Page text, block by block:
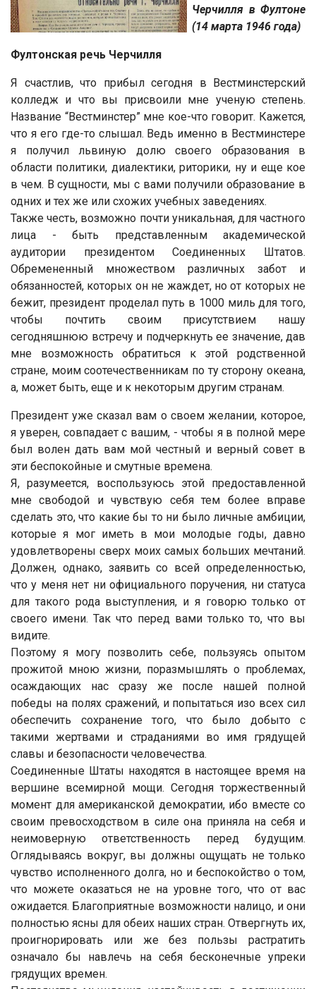
Черчилля в Фултоне
(14 марта 1946 года)
Фултонская речь Черчилля
Я счастлив, что прибыл сегодня в Вестминстерский
колледж и что вы присвоили мне ученую степень.
Название “Вестминстер” мне кое-что говорит. Кажется,
что я его где-то слышал. Ведь именно в Вестминстере
я получил львиную долю своего образования в
области политики, диалектики, риторики, ну и еще кое
в чем. В сущности, мы с вами получили образование в
одних и тех же или схожих учебных заведениях.
Также честь, возможно почти уникальная, для частного
лица - быть представленным академической
аудитории президентом Соединенных Штатов.
Обремененный множеством различных забот и
обязанностей, которых он не жаждет, но от которых не
бежит, президент проделал путь в 1000 миль для того,
чтобы почтить своим присутствием нашу
сегодняшнюю встречу и подчеркнуть ее значение, дав
мне возможность обратиться к этой родственной
стране, моим соотечественникам по ту сторону океана,
а, может быть, еще и к некоторым другим странам.
Президент уже сказал вам о своем желании, которое,
я уверен, совпадает с вашим, - чтобы я в полной мере
был волен дать вам мой честный и верный совет в
эти беспокойные и смутные времена.
Я, разумеется, воспользуюсь этой предоставленной
мне свободой и чувствую себя тем более вправе
сделать это, что какие бы то ни было личные амбиции,
которые я мог иметь в мои молодые годы, давно
удовлетворены сверх моих самых больших мечтаний.
Должен, однако, заявить со всей определенностью,
что у меня нет ни официального поручения, ни статуса
для такого рода выступления, и я говорю только от
своего имени. Так что перед вами только то, что вы
видите.
Поэтому я могу позволить себе, пользуясь опытом
прожитой мною жизни, поразмышлять о проблемах,
осаждающих нас сразу же после нашей полной
победы на полях сражений, и попытаться изо всех сил
обеспечить сохранение того, что было добыто с
такими жертвами и страданиями во имя грядущей
славы и безопасности человечества.
Соединенные Штаты находятся в настоящее время на
вершине всемирной мощи. Сегодня торжественный
момент для американской демократии, ибо вместе со
своим превосходством в силе она приняла на себя и
неимоверную ответственность перед будущим.
Оглядываясь вокруг, вы должны ощущать не только
чувство исполненного долга, но и беспокойство о том,
что можете оказаться не на уровне того, что от вас
ожидается. Благоприятные возможности налицо, и они
полностью ясны для обеих наших стран. Отвергнуть их,
проигнорировать или же без пользы растратить
означало бы навлечь на себя бесконечные упреки
грядущих времен.